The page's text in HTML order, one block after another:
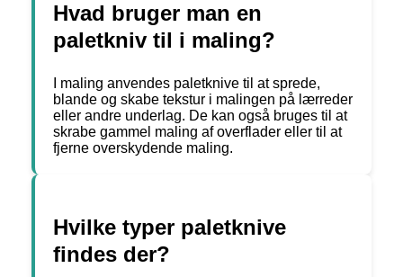
Hvad bruger man en
paletkniv til i maling?
I maling anvendes paletknive til at sprede,
blande og skabe tekstur i malingen på lærreder
eller andre underlag. De kan også bruges til at
skrabe gammel maling af overflader eller til at
fjerne overskydende maling.
Hvilke typer paletknive
findes der?